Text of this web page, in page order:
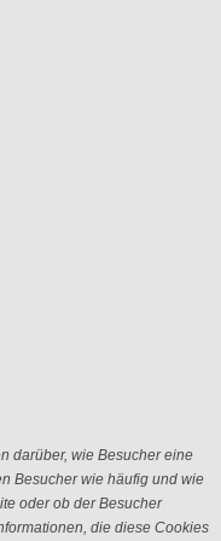
darüber, wie Besucher eine
Besucher wie häufig und wie
oder ob der Besucher
die diese Cookies